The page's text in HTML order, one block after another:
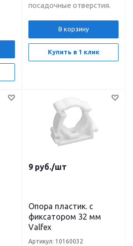
посадочные отверстия.
В корзину
Купить в 1 клик
9 руб./шт
Опора пластик. c
фиксатором 32 мм
Valfex
Артикул: 10160032